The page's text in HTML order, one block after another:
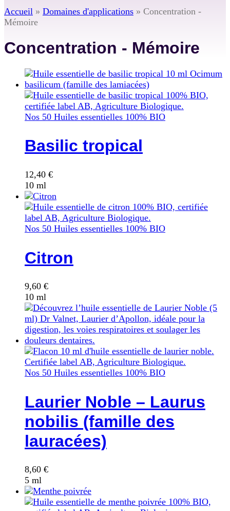
Accueil » Domaines d'applications » Concentration -
Mémoire
Concentration - Mémoire
Nos 50 Huiles essentielles 100% BIO
Basilic tropical
12,40 €
10 ml
Nos 50 Huiles essentielles 100% BIO
Citron
9,60 €
10 ml
Nos 50 Huiles essentielles 100% BIO
Laurier Noble – Laurus
nobilis (famille des
lauracées)
8,60 €
5 ml